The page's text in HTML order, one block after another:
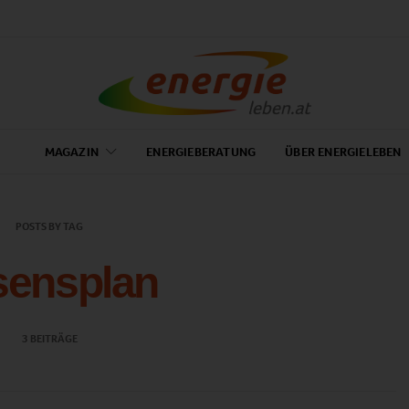
MAGAZIN ENERGIEBERATUNG ÜBER ENERGIELEBEN
POSTS BY TAG
3 BEITRÄGE